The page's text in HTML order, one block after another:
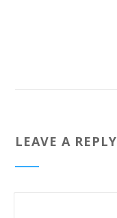
LEAVE A REPLY